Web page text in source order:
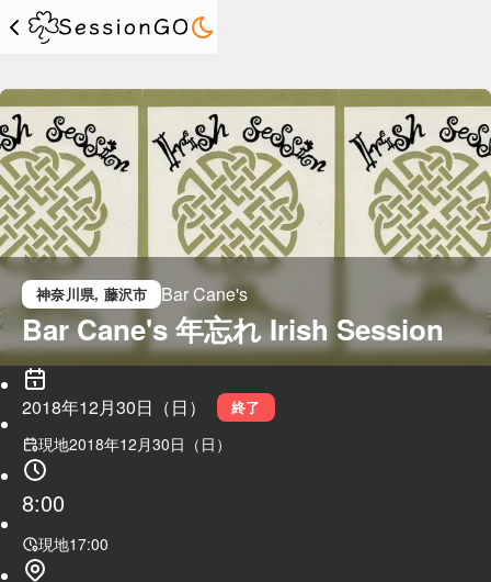
神奈川県, 藤沢市 Bar Cane's
Bar Cane's 年忘れ Irish Session
2018年12月30日（日） 終了
現地2018年12月30日（日）
8:00
現地17:00